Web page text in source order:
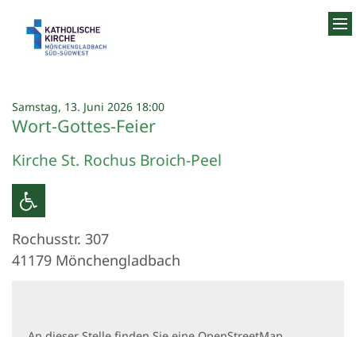
Samstag, 13. Juni 2026 18:00:
Wort-Gottes-Feier
Kirche St. Rochus Broich-Peel
Rochusstr. 307
41179 Mönchengladbach